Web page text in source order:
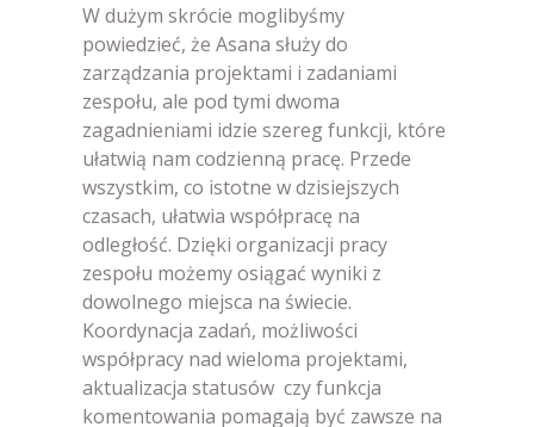
W dużym skrócie moglibyśmy
powiedzieć, że Asana służy do
zarządzania projektami i zadaniami
zespołu, ale pod tymi dwoma
zagadnieniami idzie szereg funkcji, które
ułatwią nam codzienną pracę. Przede
wszystkim, co istotne w dzisiejszych
czasach, ułatwia współpracę na
odległość. Dzięki organizacji pracy
zespołu możemy osiągać wyniki z
dowolnego miejsca na świecie.
Koordynacja zadań, możliwości
współpracy nad wieloma projektami,
aktualizacja statusów czy funkcja
komentowania pomagają być zawsze na